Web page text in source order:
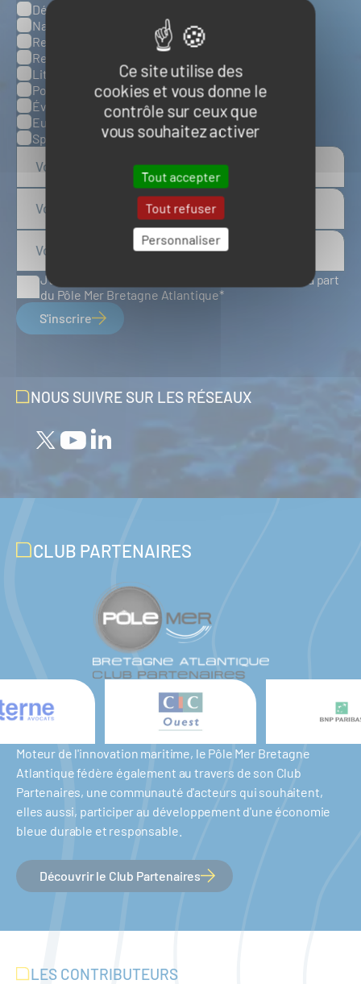
Ce site utilise des
cookies et vous donne le
contrôle sur ceux que
vous souhaitez activer
Tout accepter
Tout refuser
Personnaliser
Catégories
Défense, sûreté et sécurité maritimes
Naval et nautisme
Ressources énergétiques et minérales marines
Ressources biologiques marines
Littoral et environnement marins
Ports, infrastructures et logistique
Évènements
Europe
Spatial
J'accepte de recevoir des articles d'actualité de la part
du Pôle Mer Bretagne Atlantique
S'inscrire
NOUS SUIVRE SUR LES RÉSEAUX
CLUB PARTENAIRES
Moteur de l'innovation maritime, le Pôle Mer Bretagne
Atlantique fédère également au travers de son Club
Partenaires, une communauté d'acteurs qui souhaitent,
elles aussi, participer au développement d'une économie
bleue durable et responsable.
Découvrir le Club Partenaires
LES CONTRIBUTEURS